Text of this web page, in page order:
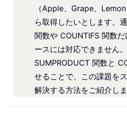
（Apple、Grape、
ら取得したいとします。
関数や COUNTIFS 関数
ースには対応できません。
SUMPRODUCT 関数と
せることで、この課題を
解決する方法をご紹介しま